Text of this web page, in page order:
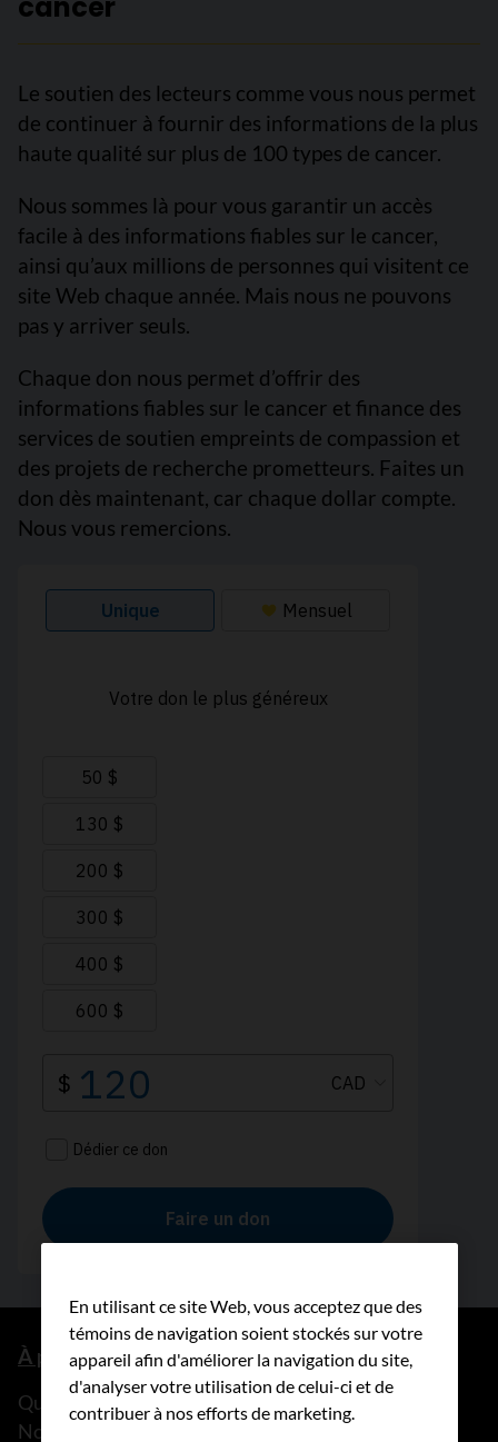
Le soutien des lecteurs comme vous nous permet
de continuer à fournir des informations de la plus
haute qualité sur plus de 100 types de cancer.
Nous sommes là pour vous garantir un accès
facile à des informations fiables sur le cancer,
ainsi qu’aux millions de personnes qui visitent ce
site Web chaque année. Mais nous ne pouvons
pas y arriver seuls.
Chaque don nous permet d’offrir des
informations fiables sur le cancer et finance des
services de soutien empreints de compassion et
des projets de recherche prometteurs. Faites un
don dès maintenant, car chaque dollar compte.
Nous vous remercions.
À propos de nous
Que faisons-nous?
Notre histoire
En utilisant ce site Web, vous acceptez que des
témoins de navigation soient stockés sur votre
appareil afin d'améliorer la navigation du site,
d'analyser votre utilisation de celui-ci et de
contribuer à nos efforts de marketing.